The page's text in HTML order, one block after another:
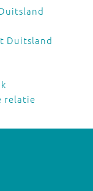
Duitsland
relatie